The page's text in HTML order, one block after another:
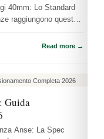
40mm: Lo Standard
raggiungono questa
Read more →
Guida
Anse: La Spec